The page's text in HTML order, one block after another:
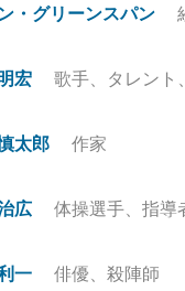
・グリーンスパン
宏 歌手、タレント
太郎 作家
広 体操選手、指導
一 俳優、殺陣師